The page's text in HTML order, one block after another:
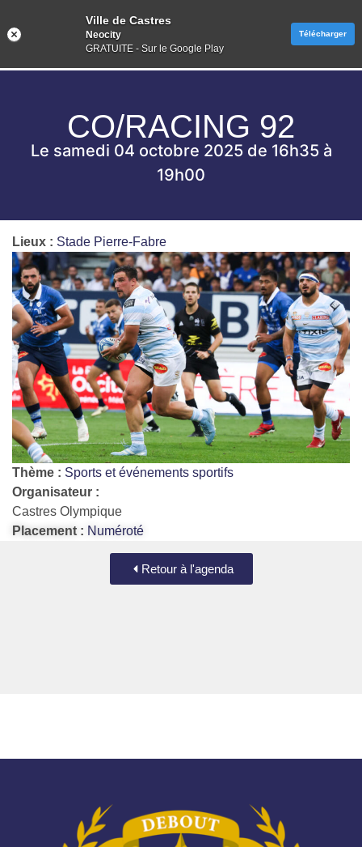
CO/RACING 92
Le samedi 04 octobre 2025 de 16h35 à
19h00
Lieux : Stade Pierre-Fabre
Thème : Sports et événements sportifs
Organisateur :
Castres Olympique
Placement : Numéroté
Retour à l'agenda
Ville de Castres
Neocity
GRATUITE - Sur le Google Play
Télécharger